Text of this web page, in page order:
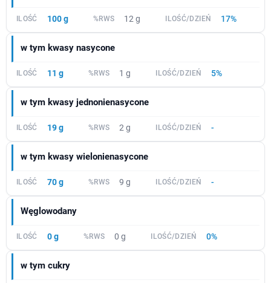
100 g 12 g 17%
w tym kwasy nasycone
11 g 1 g 5%
w tym kwasy jednonienasycone
19 g 2 g -
w tym kwasy wielonienasycone
70 g 9 g -
Węglowodany
0 g 0 g 0%
w tym cukry